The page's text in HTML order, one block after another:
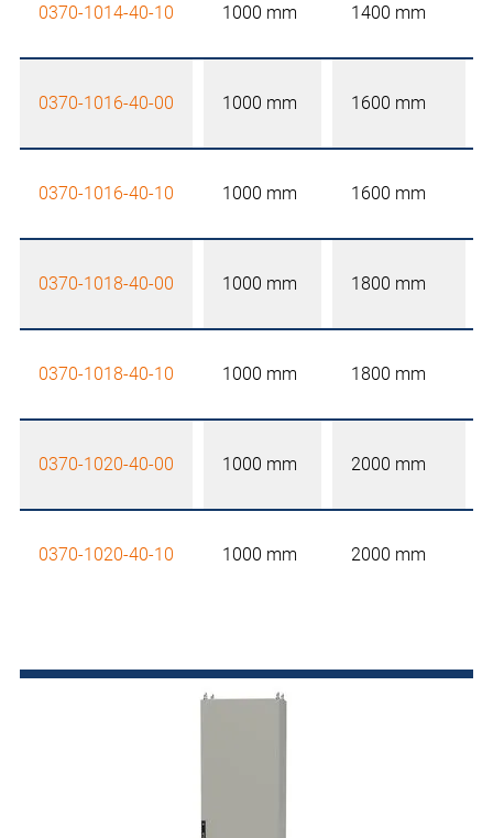
0370-1014-40-10 1000 mm 1400 mm
0370-1016-40-00 1000 mm 1600 mm
0370-1016-40-10 1000 mm 1600 mm
0370-1018-40-00 1000 mm 1800 mm
0370-1018-40-10 1000 mm 1800 mm
0370-1020-40-00 1000 mm 2000 mm
0370-1020-40-10 1000 mm 2000 mm